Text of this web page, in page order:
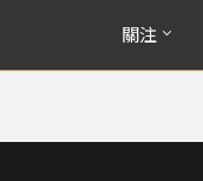
關注